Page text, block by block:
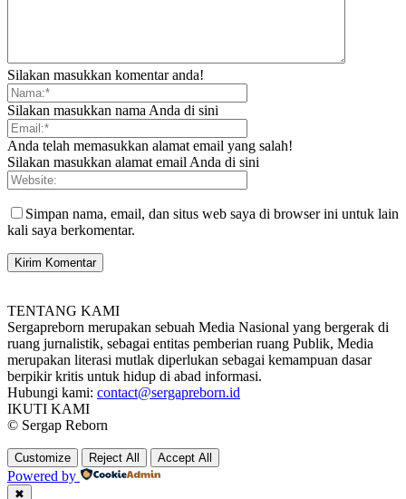
Silakan masukkan komentar anda!
Silakan masukkan nama Anda di sini
Anda telah memasukkan alamat email yang salah!
Silakan masukkan alamat email Anda di sini
Simpan nama, email, dan situs web saya di browser ini untuk lain
kali saya berkomentar.
TENTANG KAMI
Sergapreborn merupakan sebuah Media Nasional yang bergerak di
ruang jurnalistik, sebagai entitas pemberian ruang Publik, Media
merupakan literasi mutlak diperlukan sebagai kemampuan dasar
berpikir kritis untuk hidup di abad informasi.
Hubungi kami: contact@sergapreborn.id
IKUTI KAMI
© Sergap Reborn
Customize Reject All Accept All
Powered by
✖